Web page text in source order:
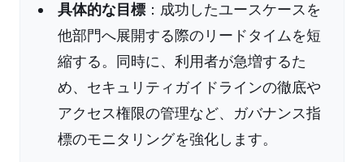
具体的な目標 ：成功したユースケースを
他部門へ展開する際のリードタイムを短
縮する。同時に、利用者が急増するた
め、セキュリティガイドラインの徹底や
アクセス権限の管理など、ガバナンス指
標のモニタリングを強化します。